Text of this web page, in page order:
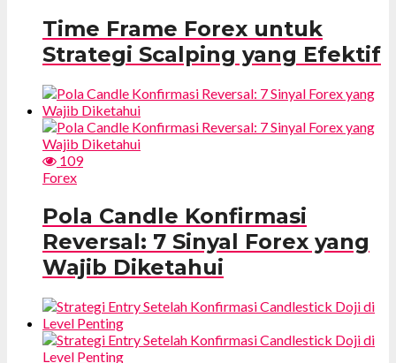
Time Frame Forex untuk
Strategi Scalping yang Efektif
109
Forex
Pola Candle Konfirmasi
Reversal: 7 Sinyal Forex yang
Wajib Diketahui